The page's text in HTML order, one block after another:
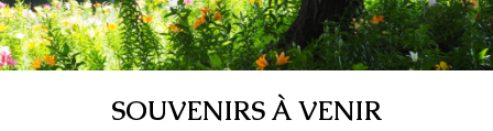
SOUVENIRS À VENIR